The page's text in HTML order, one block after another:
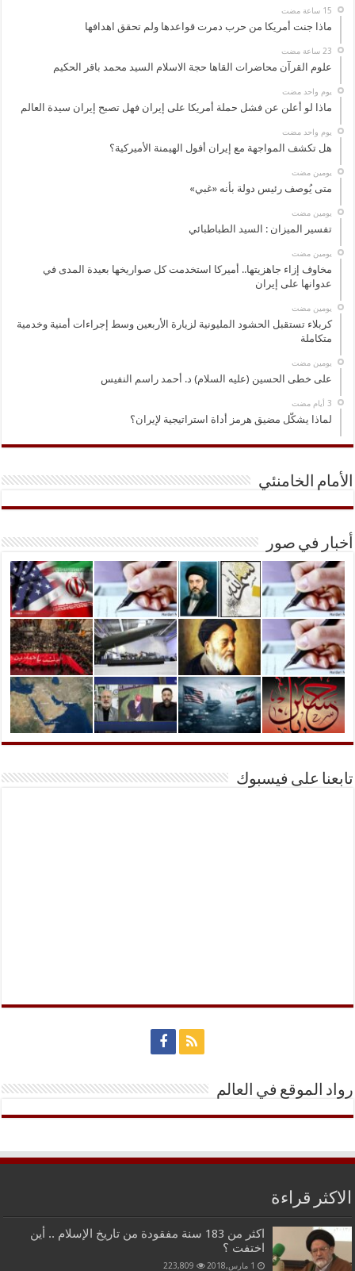
ماذا جنت أمريكا من حرب دمرت قواعدها ولم تحقق اهدافها
علوم القرآن محاضرات القاها حجة الاسلام السيد محمد باقر الحكيم
‏يوم واحد مضت
ماذا لو أعلن عن فشل حملة أمريكا على إيران فهل تصبح إيران سيدة العالم
‏يوم واحد مضت
هل تكشف المواجهة مع إيران أفول الهيمنة الأميركية؟
‏يومين مضت
متى يُوصف رئيس دولة بأنه «غبي»
‏يومين مضت
تفسير الميزان : السيد الطباطبائي
‏يومين مضت
مخاوف إزاء جاهزيتها.. أميركا استخدمت كل صواريخها بعيدة المدى في
عدوانها على إيران
‏يومين مضت
كربلاء تستقبل الحشود المليونية لزيارة الأربعين وسط إجراءات أمنية وخدمية
متكاملة
‏يومين مضت
على خطى الحسين (عليه السلام) د. أحمد راسم النفيس
لماذا يشكّل مضيق هرمز أداة استراتيجية لإيران؟
الأمام الخامنئي
أخبار في صور
تابعنا على فيسبوك
رواد الموقع في العالم
الاكثر قراءة
اكثر من 183 سنة مفقودة من تاريخ الإسلام .. أين
اختفت ؟
1 مارس,2018 223,809